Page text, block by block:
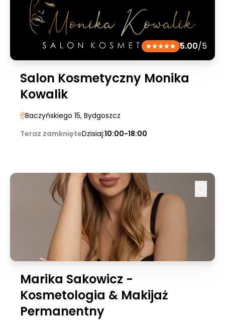
5.00/5
Salon Kosmetyczny Monika
Kowalik
Baczyńskiego 15, Bydgoszcz
Teraz zamknięteDzisiaj:10:00-18:00
Marika Sakowicz -
Kosmetologia & Makijaż
Permanentny